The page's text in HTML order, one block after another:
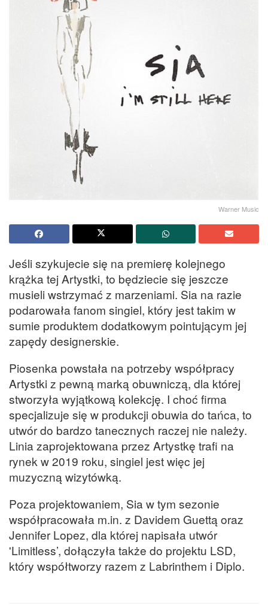
Warner Music
Jeśli szykujecie się na premierę kolejnego
krążka tej Artystki, to będziecie się jeszcze
musieli wstrzymać z marzeniami. Sia na razie
podarowała fanom singiel, który jest takim w
sumie produktem dodatkowym pointującym jej
zapędy designerskie.
Piosenka powstała na potrzeby współpracy
Artystki z pewną marką obuwniczą, dla której
stworzyła wyjątkową kolekcję. I choć firma
specjalizuje się w produkcji obuwia do tańca, to
utwór do bardzo tanecznych raczej nie należy.
Linia zaprojektowana przez Artystkę trafi na
rynek w 2019 roku, singiel jest więc jej
muzyczną wizytówką.
Poza projektowaniem, Sia w tym sezonie
współpracowała m.in. z Davidem Guettą oraz
Jennifer Lopez, dla której napisała utwór
'Limitless’, dołączyła także do projektu LSD,
który współtworzy razem z Labrinthem i Diplo.